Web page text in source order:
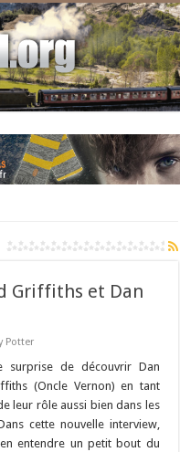
Griffiths et Dan
Potter
surprise de découvrir Dan
(Oncle Vernon) en tant
leur rôle aussi bien dans les
cette nouvelle interview,
entendre un petit bout du